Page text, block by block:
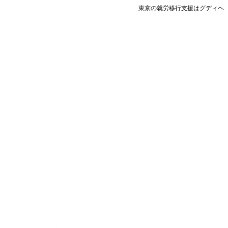
東京の就労移行支援はグディヘ